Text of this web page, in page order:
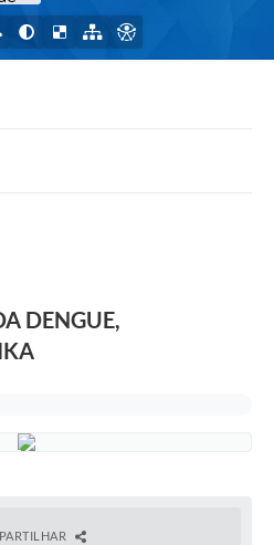
DENGUE,